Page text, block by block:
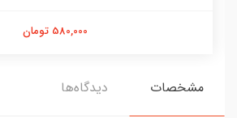
580,000 تومان
مشخصات دیدگاه‌ها